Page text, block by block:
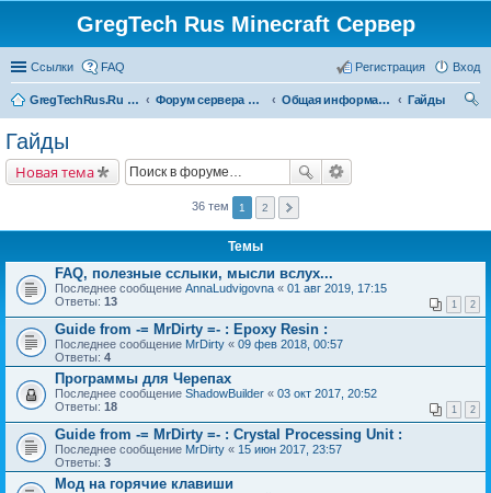
GregTech Rus Minecraft Сервер
Ссылки FAQ Вход
Регистрация
GregTechRus.Ru - На главную Форум сервера Minecraft Gregtech 1.7.10 Общая информация
Гайды
Гайды
Новая тема
36 тем 1 2
Темы
FAQ, полезные сслыки, мысли вслух...
Последнее сообщение AnnaLudvigovna « 01 авг 2019, 17:15
Ответы: 13 1 2
Guide from -= MrDirty =- : Epoxy Resin :
Последнее сообщение MrDirty « 09 фев 2018, 00:57
Ответы: 4
Программы для Черепах
Последнее сообщение ShadowBuilder « 03 окт 2017, 20:52
Ответы: 18 1 2
Guide from -= MrDirty =- : Crystal Processing Unit :
Последнее сообщение MrDirty « 15 июн 2017, 23:57
Ответы: 3
Мод на горячие клавиши